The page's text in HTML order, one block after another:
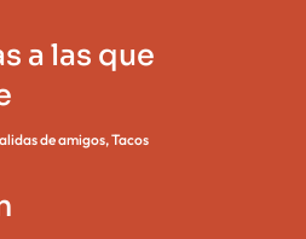
a las que
de amigos,Tacos